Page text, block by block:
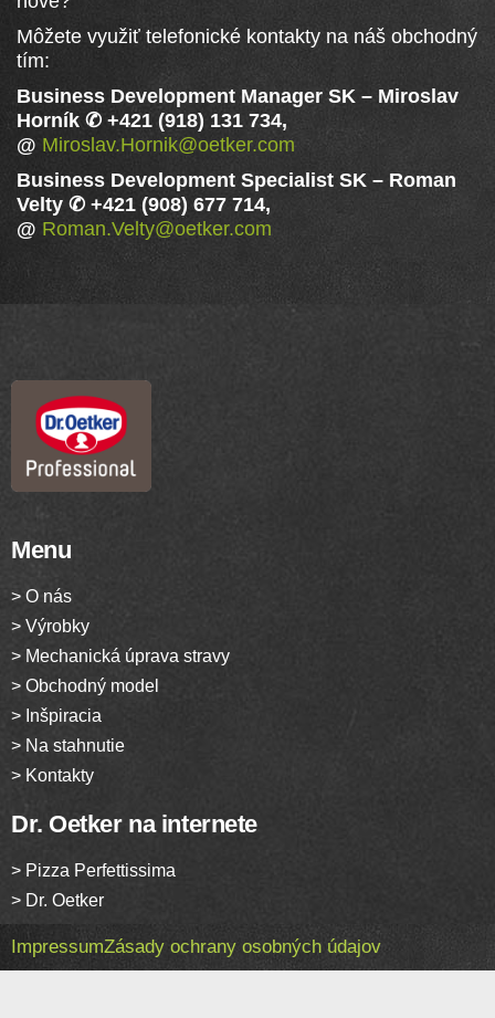
Môžete využiť telefonické kontakty na náš obchodný
tím:
Business Development Manager SK – Miroslav
Horník ✆ +421 (918) 131 734,
@ Miroslav.Hornik@oetker.com
Business Development Specialist SK – Roman
Velty ✆ +421 (908) 677 714,
@ Roman.Velty@oetker.com
Menu
> O nás
> Výrobky
> Mechanická úprava stravy
> Obchodný model
> Inšpiracia
> Na stahnutie
> Kontakty
Dr. Oetker na internete
> Pizza Perfettissima
> Dr. Oetker
ImpressumZásady ochrany osobných údajov